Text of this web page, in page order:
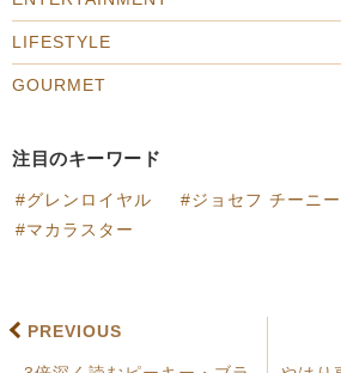
LIFESTYLE
GOURMET
注目のキーワード
グレンロイヤル ジョセフ チーニー
マカラスター
PREVIOUS